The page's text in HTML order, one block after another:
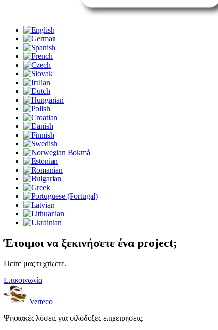
Έτοιμοι να ξεκινήσετε ένα project;
Πείτε μας τι χτίζετε.
Επικοινωνία
Verteco
Ψηφιακές λύσεις για φιλόδοξες επιχειρήσεις.